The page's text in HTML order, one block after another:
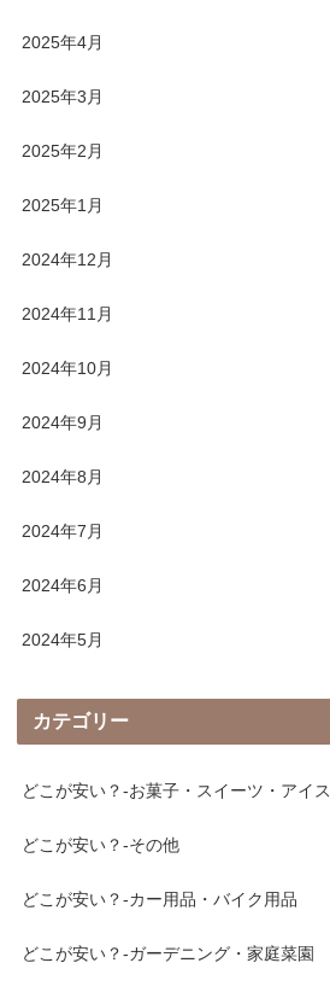
2025年4月
2025年3月
2025年2月
2025年1月
2024年12月
2024年11月
2024年10月
2024年9月
2024年8月
2024年7月
2024年6月
2024年5月
カテゴリー
どこが安い？-お菓子・スイーツ・アイス
どこが安い？-その他
どこが安い？-カー用品・バイク用品
どこが安い？-ガーデニング・家庭菜園